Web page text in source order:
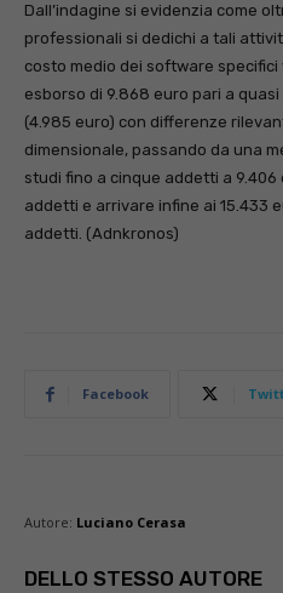
Dall’indagine si evidenzia come
professionali si dedichi a tali
costo medio dei software
esborso di 9.868 euro pari a
(4.985 euro) con differenze
dimensionale, passando da una
studi fino a cinque addetti a 9.406
addetti e arrivare infine ai 15.433
addetti. (Adnkronos)
Facebook
Autore: Luciano Cerasa
DELLO STESSO AUTORE